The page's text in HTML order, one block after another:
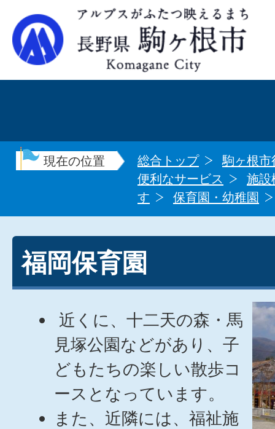
現在の位置 総合トップ
駒ヶ根市
便利なサービス
施設
す
保育園・幼稚園
福岡保育園
近くに、十二天の森・馬
見塚公園などがあり、子
どもたちの楽しい散歩コ
ースとなっています。
また、近隣には、福祉施